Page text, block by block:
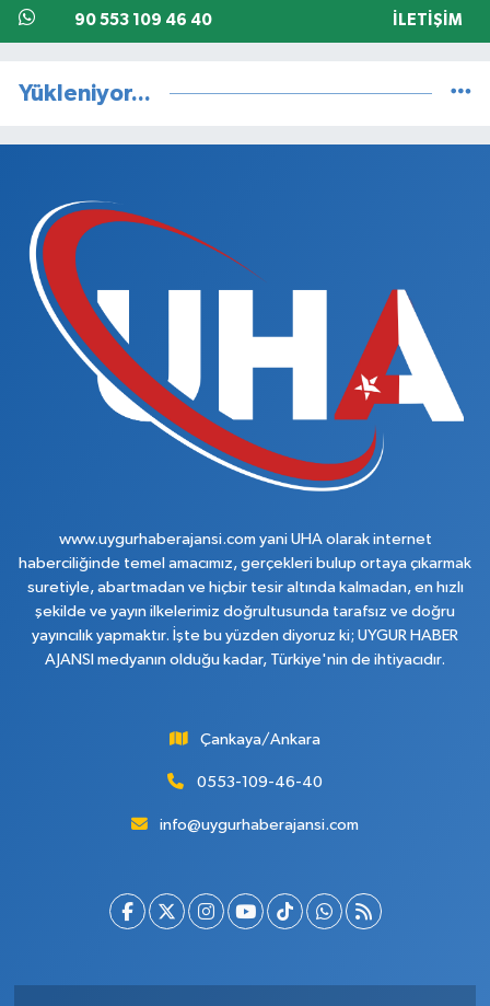
90 553 109 46 40 İLETIŞIM
Yükleniyor...
www.uygurhaberajansi.com yani UHA olarak internet
haberciliğinde temel amacımız, gerçekleri bulup ortaya çıkarmak
suretiyle, abartmadan ve hiçbir tesir altında kalmadan, en hızlı
şekilde ve yayın ilkelerimiz doğrultusunda tarafsız ve doğru
yayıncılık yapmaktır. İşte bu yüzden diyoruz ki; UYGUR HABER
AJANSI medyanın olduğu kadar, Türkiye'nin de ihtiyacıdır.
Çankaya/Ankara
0553-109-46-40
info@uygurhaberajansi.com